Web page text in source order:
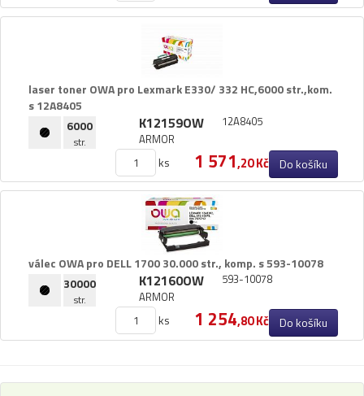
Filamenty 3DW
Čisticí prostředky
Textilní stuhy
Kazety pro reg. pokladny a bar.válečky
Ostatní
laser toner OWA pro Lexmark E330/​ 332 HC,​6000 str.​,​kom.​
s 12A8405
6000
str.
K12159OW
ARMOR
12A8405
ks 1 571,20 Kč Do košíku
válec OWA pro DELL 1700 30.​000 str.​,​ komp.​ s 593-10078
30000
str.
K12160OW
ARMOR
593-10078
ks 1 254,80 Kč Do košíku